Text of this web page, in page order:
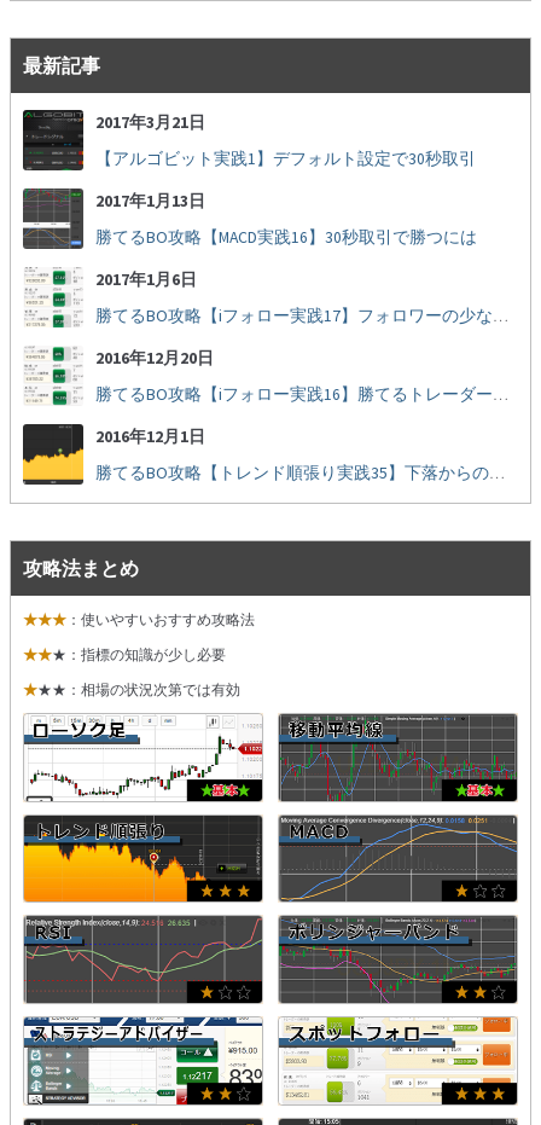
最新記事
2017年3月21日
【アルゴビット実践1】デフォルト設定で30秒取引
2017年1月13日
勝てるBO攻略【MACD実践16】30秒取引で勝つには
2017年1月6日
勝てるBO攻略【iフォロー実践17】フォロワーの少ない人をフォローする
2016年12月20日
勝てるBO攻略【iフォロー実践16】勝てるトレーダーを見抜く
2016年12月1日
勝てるBO攻略【トレンド順張り実践35】下落からの反発を見極める
攻略法まとめ
★★★ ：使いやすいおすすめ攻略法
★★★：指標の知識が少し必要
★★★：相場の状況次第では有効